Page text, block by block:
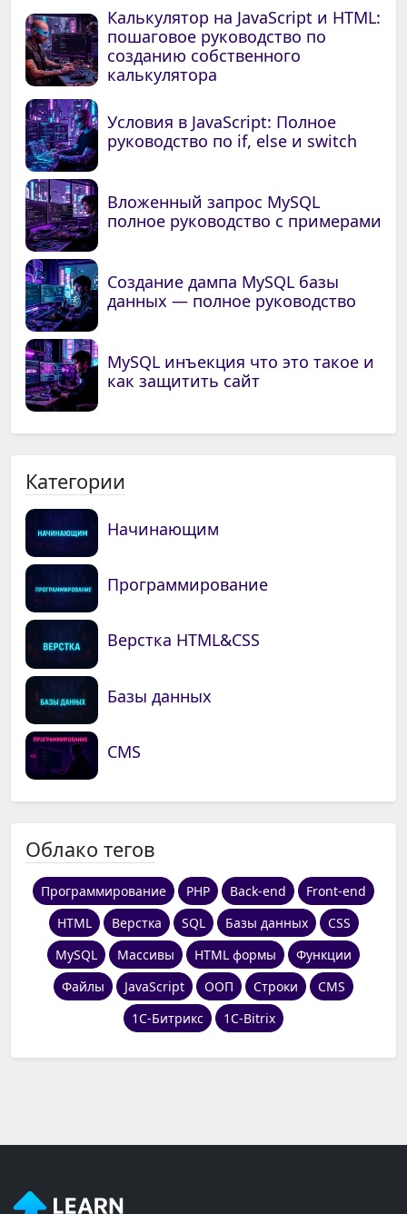
Калькулятор на JavaScript и HTML:
пошаговое руководство по
созданию собственного
калькулятора
Условия в JavaScript: Полное
руководство по if, else и switch
Вложенный запрос MySQL
полное руководство с примерами
Создание дампа MySQL базы
данных — полное руководство
MySQL инъекция что это такое и
как защитить сайт
Категории
Начинающим
Программирование
Верстка HTML&CSS
Базы данных
CMS
Облако тегов
Программирование PHP Back-end
Front-end
HTML
Верстка SQL Базы данных
CSS
MySQL
Массивы HTML формы
Функции
Файлы
JavaScript ООП Строки
CMS
1С-Битрикс
1C-Bitrix